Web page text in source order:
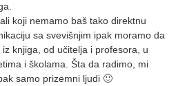
koji nemamo baš tako direktnu
sa svevišnjim ipak moramo da
iz knjiga, od učitelja i profesora, u
i školama. Šta da radimo, mi
samo prizemni ljudi 🙂